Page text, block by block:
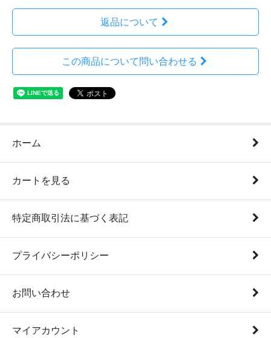
返品について
この商品について問い合わせる
ホーム
カートを見る
特定商取引法に基づく表記
プライバシーポリシー
お問い合わせ
マイアカウント